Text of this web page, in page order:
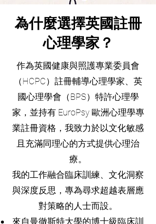
為什麼選擇英國註冊
心理學家？
作為英國健康與照護專業委員會
（HCPC）註冊輔導心理學家、英
國心理學會（BPS）特許心理學
家，並持有 EuroPsy 歐洲心理學專
業註冊資格，我致力於以文化敏感
且充滿同理心的方式提供心理治
療。
我的工作融合臨床訓練、文化洞察
與深度反思，專為尋求超越表層應
對策略的人士而設。
來自曼徹斯特大學的博士級臨床訓